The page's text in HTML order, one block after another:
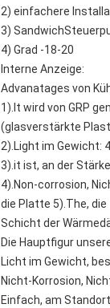
2) einfachere
3)
4) Grad -18-20
Interne Anzeige:
Advanatages von
1).It wird von GRP
(glasverstärkte
2).Light im Gewicht:
3).it ist, an der
4).Non-corrosion,
die Platte 5).The,
Schicht der
Die Hauptfigur
Licht im Gewicht,
Nicht-Korrosion,
Einfach, am